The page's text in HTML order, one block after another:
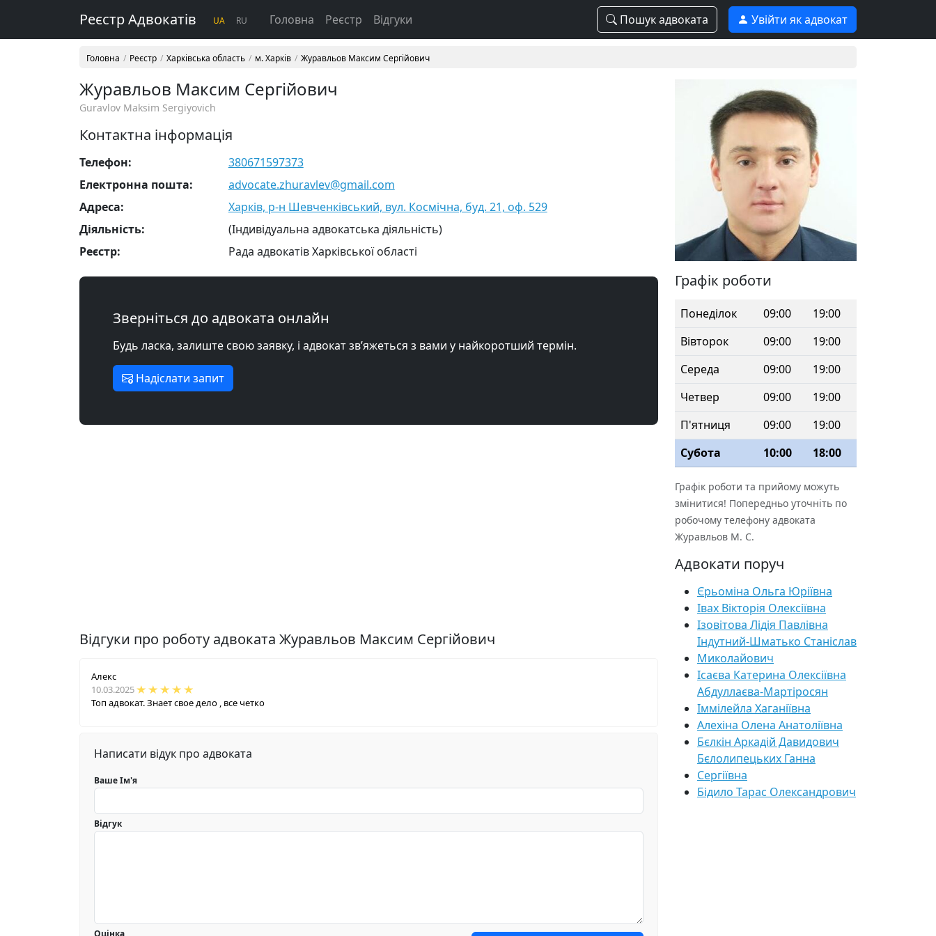
Реєстр Адвокатів UA RU Головна Реєстр Відгуки Пошук адвоката Увійти як адвокат
Головна Реєстр Харківська область м. Харків Журавльов Максим Сергійович
Журавльов Максим Сергійович
Guravlov Maksim Sergiyovich
Контактна інформація
Телефон:
380671597373
Електронна пошта:
advocate.zhuravlev@gmail.com
Адреса:
Харків, р-н Шевченківський, вул. Космічна, буд. 21, оф. 529
Діяльність:
(Індивідуальна адвокатська діяльність)
Реєстр:
Рада адвокатів Харківської області
Зверніться до адвоката онлайн
Будь ласка, залиште свою заявку, і адвокат зв’яжеться з вами у найкоротший термін.
Надіслати запит
Відгуки про роботу адвоката Журавльов Максим Сергійович
Алекс
10.03.2025
Топ адвокат. Знает свое дело , все четко
Написати відук про адвоката
Ваше Ім'я
Відгук
Оцінка
Графік роботи
Понеділок 09:00
19:00
Вівторок
09:00
19:00
Середа
09:00
19:00
Четвер
09:00
19:00
П'ятниця
09:00
19:00
Субота
10:00 18:00
Графік роботи та прийому можуть
змінитися! Попередньо уточніть по
робочому телефону адвоката
Журавльов М. С.
Адвокати поруч
Єрьоміна Ольга Юріївна
Івах Вікторія Олексіївна
Ізовітова Лідія Павлівна
Індутний-Шматько Станіслав
Миколайович
Ісаєва Катерина Олексіївна
Абдуллаєва-Мартіросян
Іммілейла Хаганіївна
Алехіна Олена Анатоліївна
Бєлкін Аркадій Давидович
Бєлолипецьких Ганна
Сергіївна
Бідило Тарас Олександрович